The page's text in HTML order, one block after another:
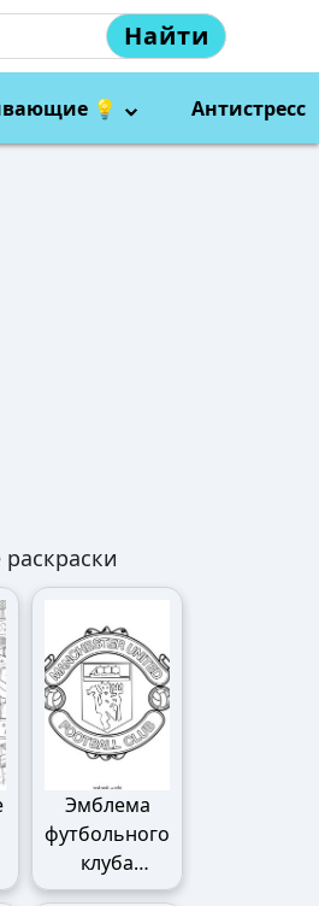
Найти
💡
Антистресс
Эмблема
футбольного
клуба
Манчестер